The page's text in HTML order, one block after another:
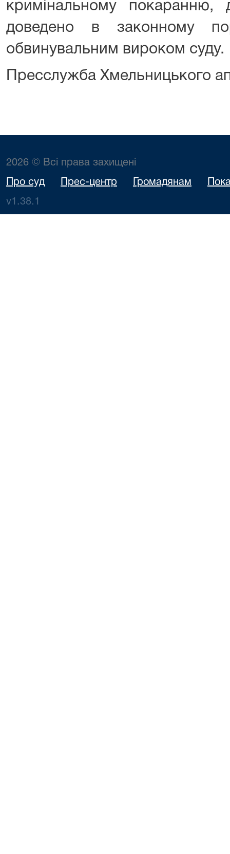
кримінальному
доведено в законному
обвинувальним вироком суду.
Пресслужба Хмельницького
2026 © Всі права захищені
Про суд Прес-центр Громадянам
v1.38.1